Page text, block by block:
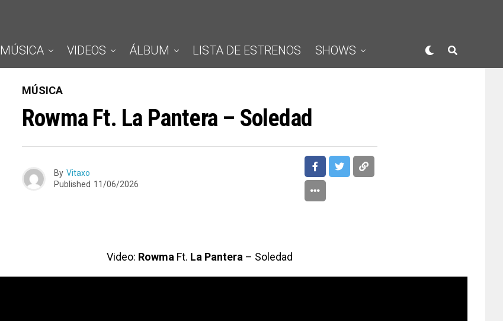
MÚSICA VIDEOS ÁLBUM LISTA DE ESTRENOS SHOWS
MÚSICA
Rowma Ft. La Pantera – Soledad
By Vitaxo
Published 11/06/2026
Video: Rowma Ft. La Pantera – Soledad